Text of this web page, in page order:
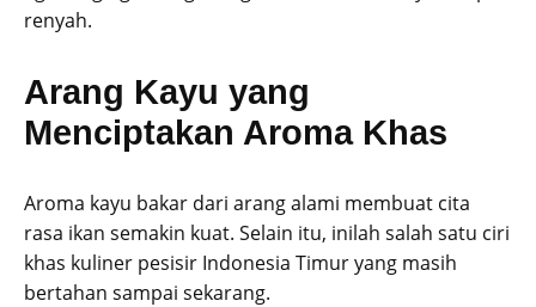
renyah.
Arang Kayu yang
Menciptakan Aroma Khas
Aroma kayu bakar dari arang alami membuat cita
rasa ikan semakin kuat. Selain itu, inilah salah satu ciri
khas kuliner pesisir Indonesia Timur yang masih
bertahan sampai sekarang.